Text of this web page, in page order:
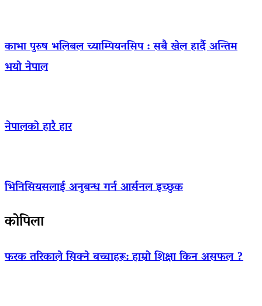
काभा पुरुष भलिबल च्याम्पियनसिप : सबै खेल हार्दै अन्तिम
भयो नेपाल
नेपालको हारै हार
भिनिसियसलाई अनुबन्ध गर्न आर्सनल इच्छुक
कोपिला
फरक तरिकाले सिक्ने बच्चाहरू: हाम्रो शिक्षा किन असफल ?